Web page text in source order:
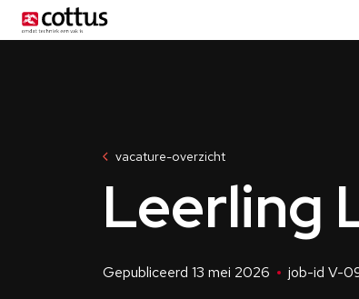
vacature-overzicht
Leerling
Gepubliceerd 13 mei 2026 job-id V-